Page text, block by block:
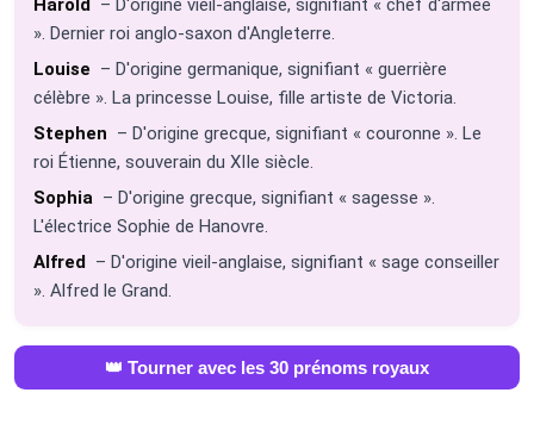
». Dernier roi anglo-saxon d'Angleterre.
Louise – D'origine germanique, signifiant « guerrière
célèbre ». La princesse Louise, fille artiste de Victoria.
Stephen – D'origine grecque, signifiant « couronne ». Le
roi Étienne, souverain du XIIe siècle.
Sophia – D'origine grecque, signifiant « sagesse ».
L'électrice Sophie de Hanovre.
Alfred – D'origine vieil-anglaise, signifiant « sage conseiller
». Alfred le Grand.
👑 Tourner avec les 30 prénoms royaux